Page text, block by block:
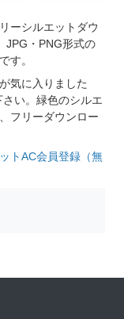
ーシルエットダウ
JPG・PNG形式の
す。
気に入りました
さい。緑色のシルエ
フリーダウンロー
トAC会員登録（無